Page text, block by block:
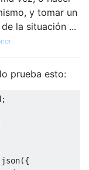
y tomar un
la situación ...
prueba esto:
;
json({